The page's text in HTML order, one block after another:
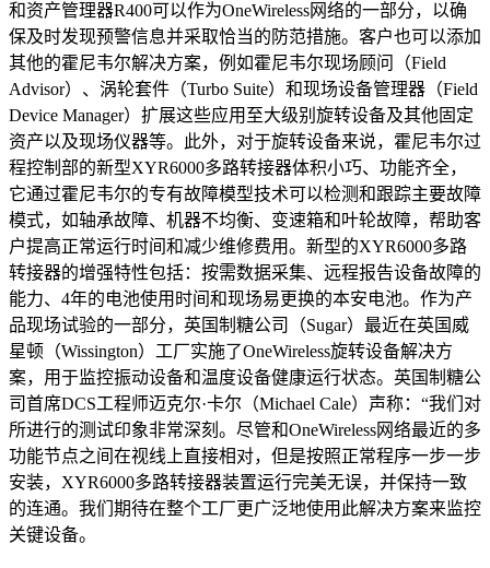
和资产管理器R400可以作为OneWireless网络的一部分，以确
保及时发现预警信息并采取恰当的防范措施。客户也可以添加
其他的霍尼韦尔解决方案，例如霍尼韦尔现场顾问（Field
Advisor）、涡轮套件（Turbo Suite）和现场设备管理器（Field
Device Manager）扩展这些应用至大级别旋转设备及其他固定
资产以及现场仪器等。此外，对于旋转设备来说，霍尼韦尔过
程控制部的新型XYR6000多路转接器体积小巧、功能齐全，
它通过霍尼韦尔的专有故障模型技术可以检测和跟踪主要故障
模式，如轴承故障、机器不均衡、变速箱和叶轮故障，帮助客
户提高正常运行时间和减少维修费用。新型的XYR6000多路
转接器的增强特性包括：按需数据采集、远程报告设备故障的
能力、4年的电池使用时间和现场易更换的本安电池。作为产
品现场试验的一部分，英国制糖公司（Sugar）最近在英国威
星顿（Wissington）工厂实施了OneWireless旋转设备解决方
案，用于监控振动设备和温度设备健康运行状态。英国制糖公
司首席DCS工程师迈克尔·卡尔（Michael Cale）声称：“我们对
所进行的测试印象非常深刻。尽管和OneWireless网络最近的多
功能节点之间在视线上直接相对，但是按照正常程序一步一步
安装，XYR6000多路转接器装置运行完美无误，并保持一致
的连通。我们期待在整个工厂更广泛地使用此解决方案来监控
关键设备。